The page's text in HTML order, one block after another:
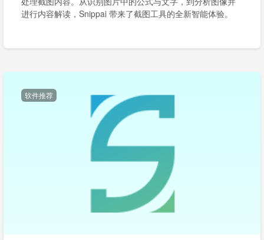
进行内容解读，Snippai 带来了截图工具的全新智能体验。
软件推荐